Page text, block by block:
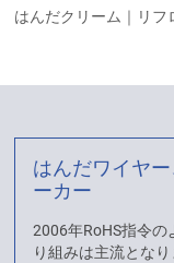
はんだクリーム｜リ
はんだワイヤ
ーカー
2006年RoHS指令の
り組みは主流とな